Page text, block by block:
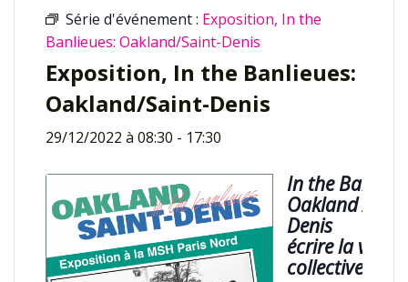
Série d'événement : Exposition, In the
Banlieues: Oakland/Saint-Denis
Exposition, In the Banlieues:
Oakland/Saint-Denis
29/12/2022 à 08:30 - 17:30
In the
Oakland /
Denis
écrire la ville
collectivement